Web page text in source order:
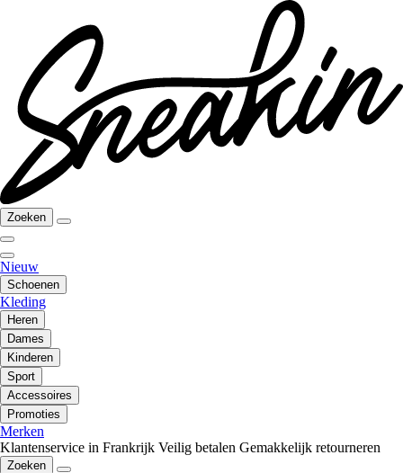
Zoeken
Nieuw
Schoenen
Kleding
Heren
Dames
Kinderen
Sport
Accessoires
Promoties
Merken
Klantenservice in Frankrijk Veilig betalen Gemakkelijk retourneren
Zoeken